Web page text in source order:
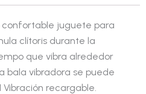
confortable juguete para
clítoris durante la
que vibra alrededor
bala vibradora se puede
Vibración recargable.